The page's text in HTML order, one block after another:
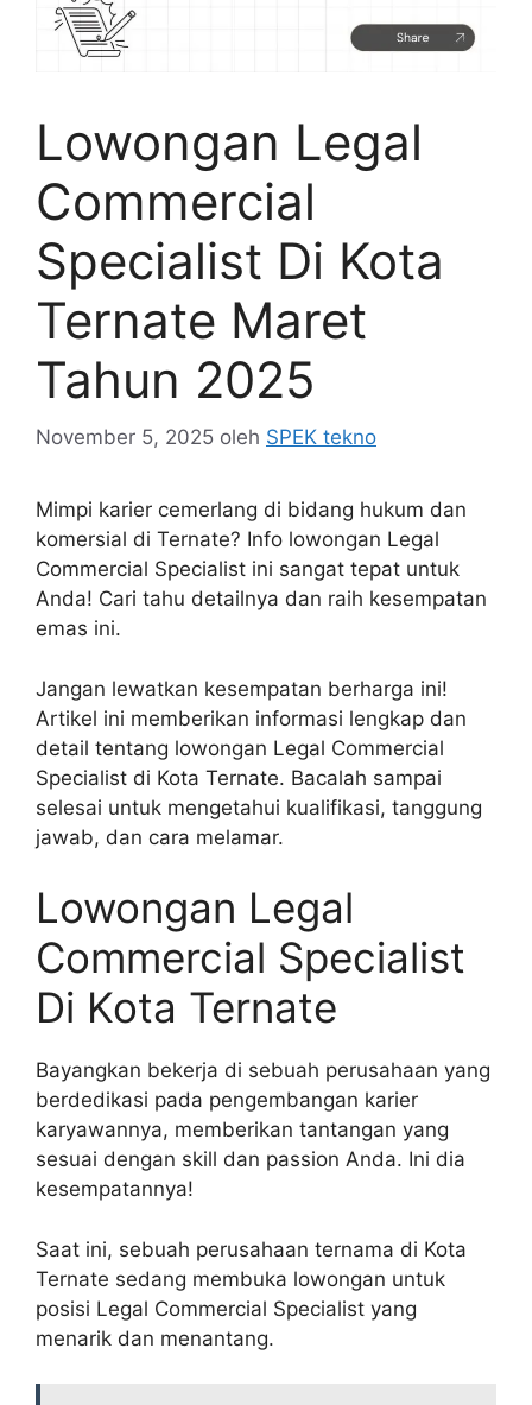
Lowongan Legal
Commercial
Specialist Di Kota
Ternate Maret
Tahun 2025
November 5, 2025 oleh SPEK tekno
Mimpi karier cemerlang di bidang hukum dan
komersial di Ternate? Info lowongan Legal
Commercial Specialist ini sangat tepat untuk
Anda! Cari tahu detailnya dan raih kesempatan
emas ini.
Jangan lewatkan kesempatan berharga ini!
Artikel ini memberikan informasi lengkap dan
detail tentang lowongan Legal Commercial
Specialist di Kota Ternate. Bacalah sampai
selesai untuk mengetahui kualifikasi, tanggung
jawab, dan cara melamar.
Lowongan Legal
Commercial Specialist
Di Kota Ternate
Bayangkan bekerja di sebuah perusahaan yang
berdedikasi pada pengembangan karier
karyawannya, memberikan tantangan yang
sesuai dengan skill dan passion Anda. Ini dia
kesempatannya!
Saat ini, sebuah perusahaan ternama di Kota
Ternate sedang membuka lowongan untuk
posisi Legal Commercial Specialist yang
menarik dan menantang.